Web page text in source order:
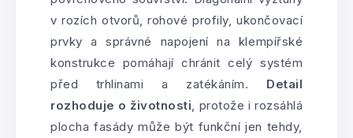
v rozích otvorů, rohové profily, ukončovací
prvky a správné napojení na klempířské
konstrukce pomáhají chránit celý systém
před trhlinami a zatékáním. Detail
rozhoduje o životnosti, protože i rozsáhlá
plocha fasády může být funkční jen tehdy,